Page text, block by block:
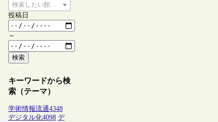
検索したい館種を選択してください
投稿日
～
検索
キーワードから検
索（テーマ）
学術情報流通4348
デジタル化4098 デ